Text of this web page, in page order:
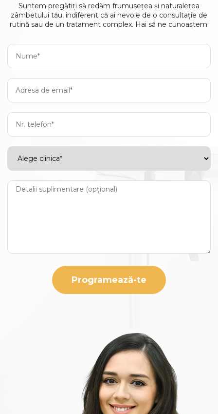
Suntem pregătiți să redăm frumusețea și naturalețea
zâmbetului tău, indiferent că ai nevoie de o consultație de
rutină sau de un tratament complex. Hai să ne cunoaștem!